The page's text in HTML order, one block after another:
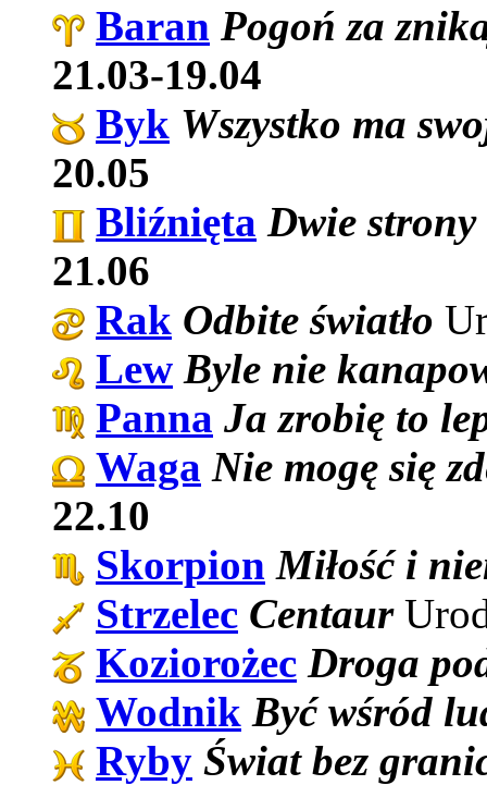
Baran Pogoń za
21.03-19.04
Byk Wszystko ma
20.05
Bliźnięta Dwie
21.06
Rak Odbite światło
Lew Byle nie
Panna Ja zrobię to
Waga Nie mogę się
22.10
Skorpion Miłość i
Strzelec Centaur
Koziorożec Droga
Wodnik Być wśród
Ryby Świat bez